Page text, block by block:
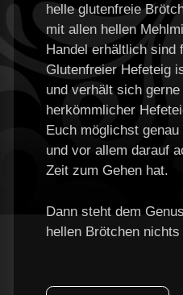
helle glutenfreie
mit allen hellen
Handel erhältlich sind
Glutenfreier Hefeteig
und verhält sich
herkömmlicher
Euch möglichst
und vor allem darauf
Zeit zum Gehen hat.
Dann steht dem
hellen Brötchen